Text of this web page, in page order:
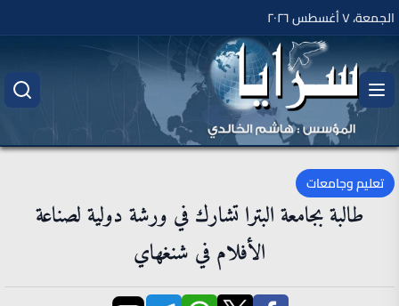
الجمعة، ٧ أغسطس ٢٠٢٦
تعليم وجامعات
طالبة بجامعة البترا تشارك في ورشة دولية لصناعة
الأفلام في شنغهاي